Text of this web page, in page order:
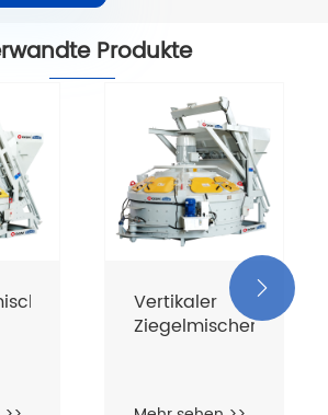
Produkte
Vertikaler
Ziegelmischer
